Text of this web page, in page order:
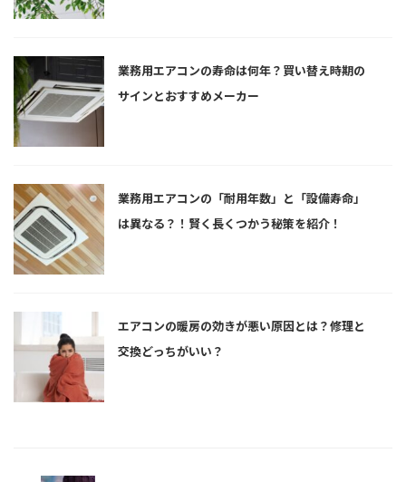
業務用エアコンの寿命は何年？買い替え時期の
サインとおすすめメーカー
業務用エアコンの「耐用年数」と「設備寿命」
は異なる？！賢く長くつかう秘策を紹介！
エアコンの暖房の効きが悪い原因とは？修理と
交換どっちがいい？